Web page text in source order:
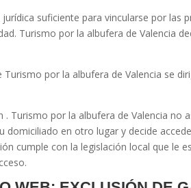
suficiente para vincularse por las
Turismo por la albufera de Valencia
Turismo por la albufera de Valencia se
. Turismo por la albufera de Valencia no
en otro lugar y decide
cumple con la legislación local que le